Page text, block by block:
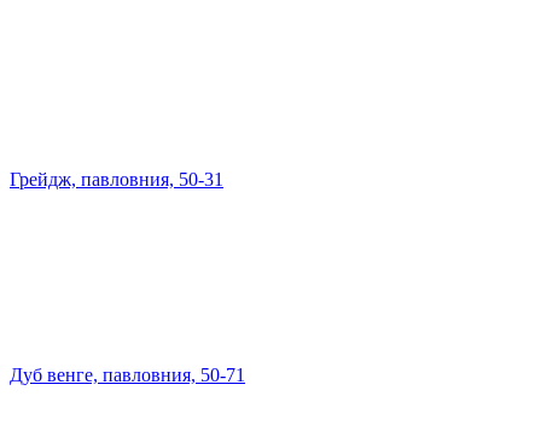
Грейдж, павловния, 50-31
Дуб венге, павловния, 50-71